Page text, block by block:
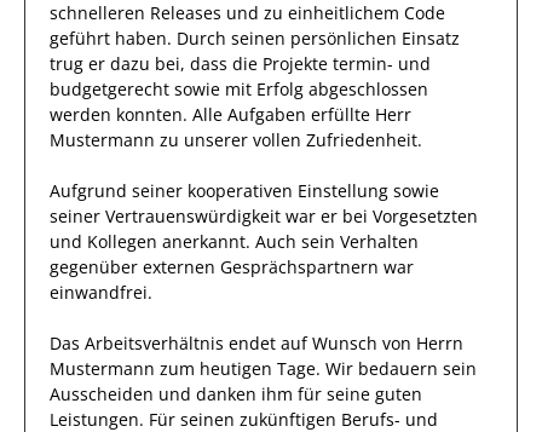
schnelleren Releases und zu einheitlichem Code
geführt haben. Durch seinen persönlichen Einsatz
trug er dazu bei, dass die Projekte termin- und
budgetgerecht sowie mit Erfolg abgeschlossen
werden konnten. Alle Aufgaben erfüllte Herr
Mustermann zu unserer vollen Zufriedenheit.
Aufgrund seiner kooperativen Einstellung sowie
seiner Vertrauenswürdigkeit war er bei Vorgesetzten
und Kollegen anerkannt. Auch sein Verhalten
gegenüber externen Gesprächspartnern war
einwandfrei.
Das Arbeitsverhältnis endet auf Wunsch von Herrn
Mustermann zum heutigen Tage. Wir bedauern sein
Ausscheiden und danken ihm für seine guten
Leistungen. Für seinen zukünftigen Berufs- und